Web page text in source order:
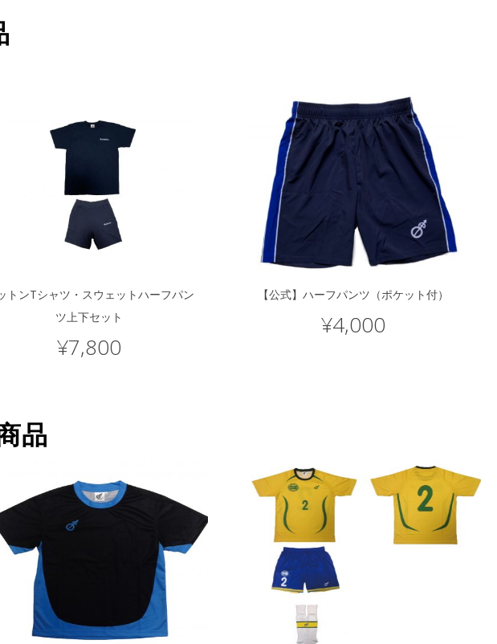
トンTシャツ・スウェットハーフパン
ツ上下セット
¥7,800
【公式】ハーフパンツ（ポケット付）
¥4,000
品